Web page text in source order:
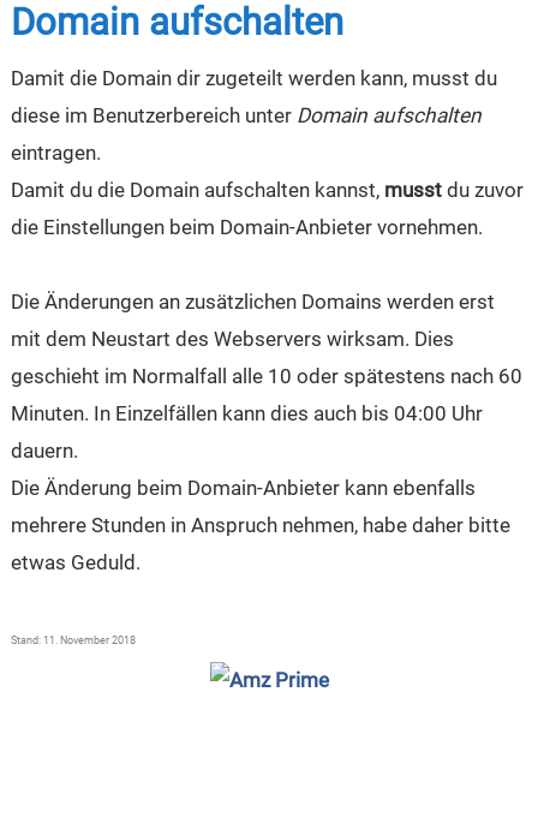
Domain aufschalten
Damit die Domain dir zugeteilt werden kann, musst du
diese im Benutzerbereich unter Domain aufschalten
eintragen.
Damit du die Domain aufschalten kannst, musst du zuvor
die Einstellungen beim Domain-Anbieter vornehmen.
Die Änderungen an zusätzlichen Domains werden erst
mit dem Neustart des Webservers wirksam. Dies
geschieht im Normalfall alle 10 oder spätestens nach 60
Minuten. In Einzelfällen kann dies auch bis 04:00 Uhr
dauern.
Die Änderung beim Domain-Anbieter kann ebenfalls
mehrere Stunden in Anspruch nehmen, habe daher bitte
etwas Geduld.
Stand: 11. November 2018